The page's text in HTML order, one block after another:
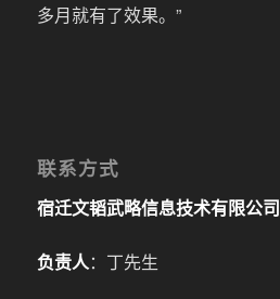
多月就有了效果。”
联系方式
宿迁文韬武略信息技术有限公司
负责人：丁先生